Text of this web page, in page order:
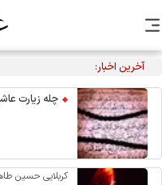
آخرین اخبار: میراث ؛ شعرخوانی
ابوطالب
چله زیارت عاشورا با
کربلایی حسین